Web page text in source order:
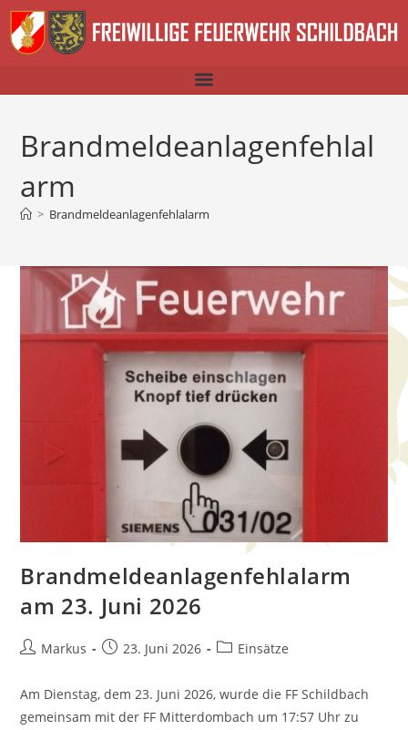
Brandmeldeanlagenfehlal
arm
> Brandmeldeanlagenfehlalarm
Brandmeldeanlagenfehlalarm
am 23. Juni 2026
Markus 23. Juni 2026 Einsätze
Am Dienstag, dem 23. Juni 2026, wurde die FF Schildbach
gemeinsam mit der FF Mitterdombach um 17:57 Uhr zu